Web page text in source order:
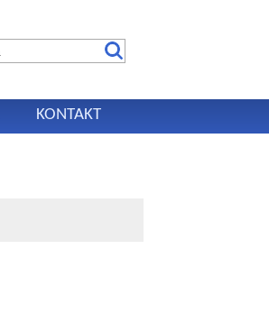
KONTAKT